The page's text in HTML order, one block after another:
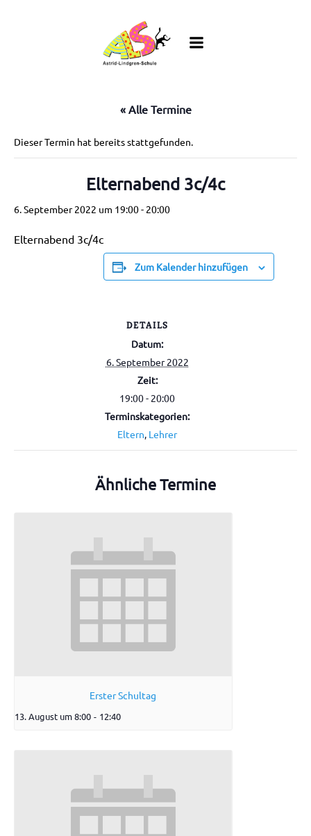
springen
« Alle Termine
Dieser Termin hat bereits stattgefunden.
Elternabend 3c/4c
6. September 2022 um 19:00- 20:00
Elternabend 3c/4c
Zum Kalender hinzufügen
DETAILS
Datum:
6. September 2022
Zeit:
19:00 - 20:00
Terminskategorien:
Eltern, Lehrer
Ähnliche Termine
Erster Schultag
13. August um 8:00 - 12:40